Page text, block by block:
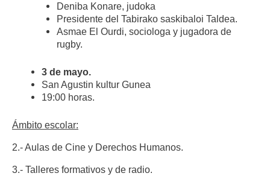
Deniba Konare, judoka
Presidente del Tabirako saskibaloi Taldea.
Asmae El Ourdi, sociologa y jugadora de
rugby.
3 de mayo.
San Agustin kultur Gunea
19:00 horas.
Ámbito escolar:
2.- Aulas de Cine y Derechos Humanos.
3.- Talleres formativos y de radio.